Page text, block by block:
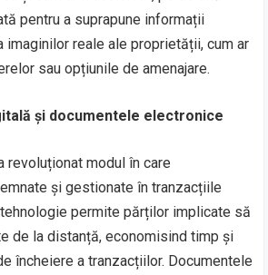
pentru a suprapune informații
imaginilor reale ale proprietății, cum ar
sau opțiunile de amenajare.
și documentele electronice
revoluționat modul în care
și gestionate în tranzacțiile
permite părților implicate să
de la distanță, economisind timp și
încheiere a tranzacțiilor. Documentele